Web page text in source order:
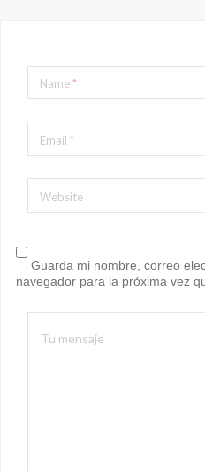
Name*
Email *
Website
Guarda mi nombre, correo
navegador para la próxima vez